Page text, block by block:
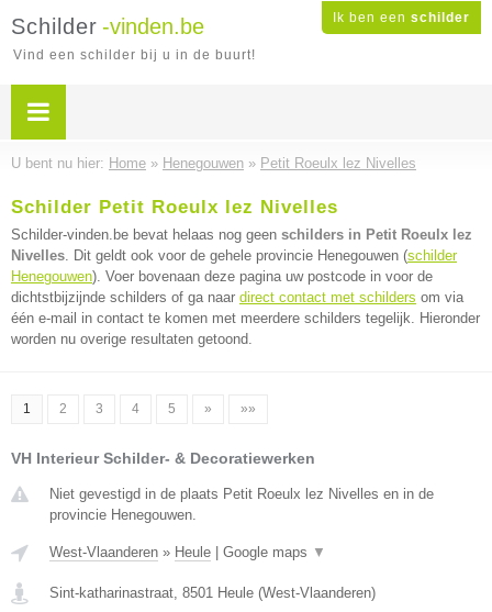
Ik ben een schilder
Schilder -vinden.be
Vind een schilder bij u in de buurt!
U bent nu hier: Home » Henegouwen » Petit Roeulx lez Nivelles
Schilder Petit Roeulx lez Nivelles
Schilder-vinden.be bevat helaas nog geen schilders in Petit Roeulx lez
Nivelles. Dit geldt ook voor de gehele provincie Henegouwen (schilder
Henegouwen). Voer bovenaan deze pagina uw postcode in voor de
dichtstbijzijnde schilders of ga naar direct contact met schilders om via
één e-mail in contact te komen met meerdere schilders tegelijk. Hieronder
worden nu overige resultaten getoond.
1 2 3 4 5 » »»
VH Interieur Schilder- & Decoratiewerken
Niet gevestigd in de plaats Petit Roeulx lez Nivelles en in de
provincie Henegouwen.
West-Vlaanderen » Heule Google maps ▼
Sint-katharinastraat, 8501 Heule (West-Vlaanderen)